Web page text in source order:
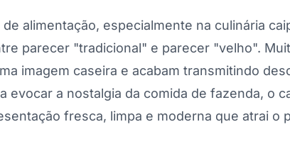
alimentação, especialmente na culinária
parecer "tradicional" e parecer "velho".
imagem caseira e acabam transmitindo
evocar a nostalgia da comida de fazenda, o
fresca, limpa e moderna que atrai o